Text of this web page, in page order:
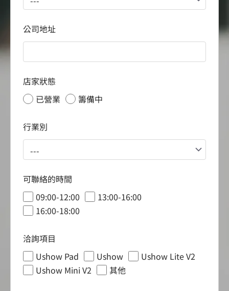
公司地址
店家狀態
已營業
籌備中
行業別
可聯絡的時間
09:00-12:00
13:00-16:00
16:00-18:00
洽詢項目
Ushow Pad
Ushow
Ushow Lite V2
Ushow Mini V2
其他